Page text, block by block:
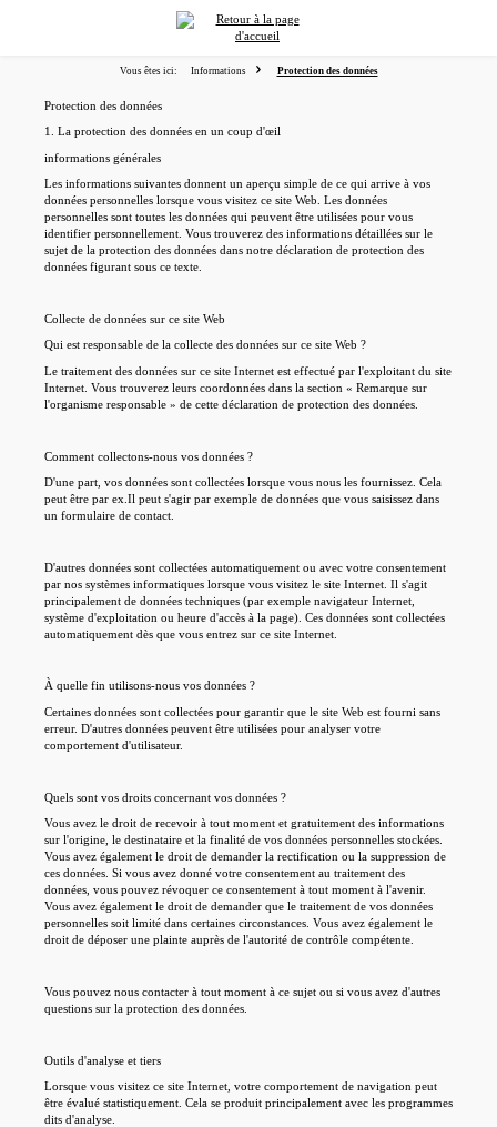
Vous êtes ici: Informations Protection des données
Protection des données
1. La protection des données en un coup d'œil
informations générales
Les informations suivantes donnent un aperçu simple de ce qui arrive à vos
données personnelles lorsque vous visitez ce site Web. Les données
personnelles sont toutes les données qui peuvent être utilisées pour vous
identifier personnellement. Vous trouverez des informations détaillées sur le
sujet de la protection des données dans notre déclaration de protection des
données figurant sous ce texte.
Collecte de données sur ce site Web
Qui est responsable de la collecte des données sur ce site Web ?
Le traitement des données sur ce site Internet est effectué par l'exploitant du site
Internet. Vous trouverez leurs coordonnées dans la section « Remarque sur
l'organisme responsable » de cette déclaration de protection des données.
Comment collectons-nous vos données ?
D'une part, vos données sont collectées lorsque vous nous les fournissez. Cela
peut être par ex.Il peut s'agir par exemple de données que vous saisissez dans
un formulaire de contact.
D'autres données sont collectées automatiquement ou avec votre consentement
par nos systèmes informatiques lorsque vous visitez le site Internet. Il s'agit
principalement de données techniques (par exemple navigateur Internet,
système d'exploitation ou heure d'accès à la page). Ces données sont collectées
automatiquement dès que vous entrez sur ce site Internet.
À quelle fin utilisons-nous vos données ?
Certaines données sont collectées pour garantir que le site Web est fourni sans
erreur. D'autres données peuvent être utilisées pour analyser votre
comportement d'utilisateur.
Quels sont vos droits concernant vos données ?
Vous avez le droit de recevoir à tout moment et gratuitement des informations
sur l'origine, le destinataire et la finalité de vos données personnelles stockées.
Vous avez également le droit de demander la rectification ou la suppression de
ces données. Si vous avez donné votre consentement au traitement des
données, vous pouvez révoquer ce consentement à tout moment à l'avenir.
Vous avez également le droit de demander que le traitement de vos données
personnelles soit limité dans certaines circonstances. Vous avez également le
droit de déposer une plainte auprès de l'autorité de contrôle compétente.
Vous pouvez nous contacter à tout moment à ce sujet ou si vous avez d'autres
questions sur la protection des données.
Outils d'analyse et tiers
Lorsque vous visitez ce site Internet, votre comportement de navigation peut
être évalué statistiquement. Cela se produit principalement avec les programmes
dits d'analyse.